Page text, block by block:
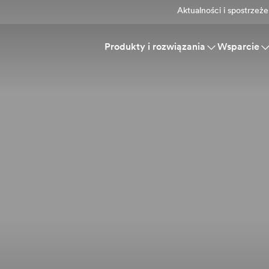
Aktualności i
Produkty i rozwiązania Wsparcie